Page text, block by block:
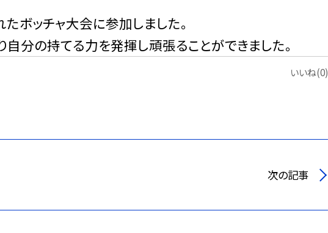
ボッチャ大会に参加しました。
分の持てる力を発揮し頑張ることができました。
いいね(0)
次の記事